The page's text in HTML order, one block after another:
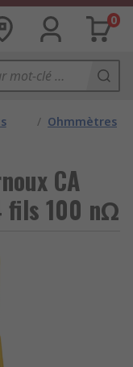
0
/ Ohmmètres
CA
fils 100 nΩ